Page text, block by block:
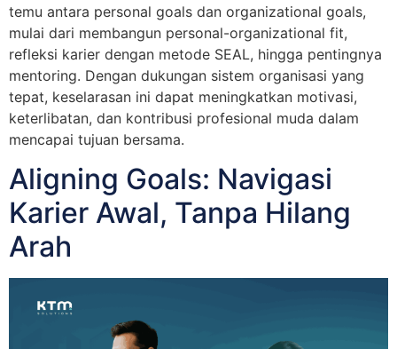
temu antara personal goals dan organizational goals,
mulai dari membangun personal-organizational fit,
refleksi karier dengan metode SEAL, hingga pentingnya
mentoring. Dengan dukungan sistem organisasi yang
tepat, keselarasan ini dapat meningkatkan motivasi,
keterlibatan, dan kontribusi profesional muda dalam
mencapai tujuan bersama.
Aligning Goals: Navigasi
Karier Awal, Tanpa Hilang
Arah